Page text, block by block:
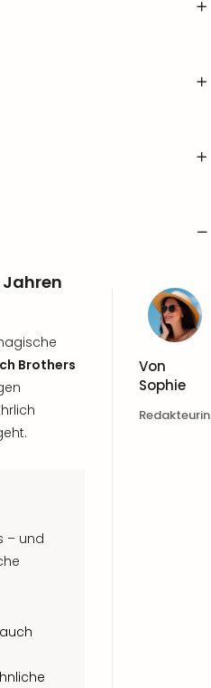
Jahren
Brothers
– und
Von
Sophie
Redakteurin